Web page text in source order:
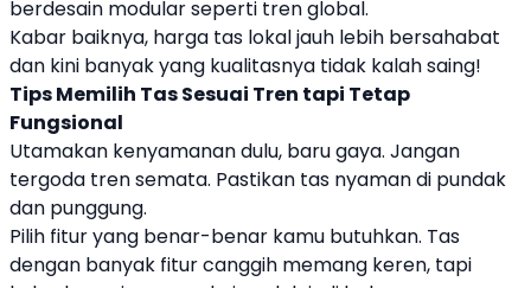
berdesain modular seperti tren global.
Kabar baiknya, harga tas lokal jauh lebih bersahabat
dan kini banyak yang kualitasnya tidak kalah saing!
Tips Memilih Tas Sesuai Tren tapi Tetap
Fungsional
Utamakan kenyamanan dulu, baru gaya. Jangan
tergoda tren semata. Pastikan tas nyaman di pundak
dan punggung.
Pilih fitur yang benar-benar kamu butuhkan. Tas
dengan banyak fitur canggih memang keren, tapi